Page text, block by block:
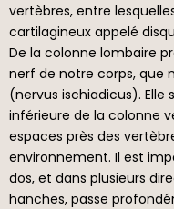
vertèbres, entre
cartilagineux appelé
De la colonne lombaire
nerf de notre corps, que
(nervus ischiadicus).
inférieure de la colonne
espaces près des
environnement. Il est
dos, et dans plusieurs
hanches, passe